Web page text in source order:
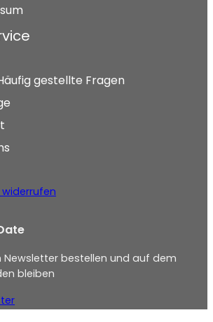
gestellte Fragen
Newsletter bestellen und auf dem
bleiben